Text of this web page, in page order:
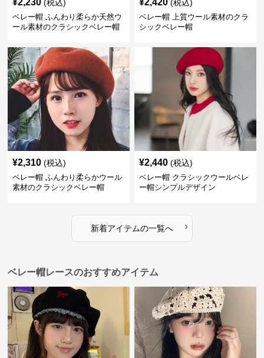
¥2,230 (税込)
ベレー帽 ふんわり柔らか天然ウ
ール素材のクラシックベレー帽
¥2,420 (税込)
ベレー帽 上質ウール素材のクラ
シックベレー帽
¥2,310 (税込)
ベレー帽 ふんわり柔らかウール
素材のクラシックベレー帽
¥2,440 (税込)
ベレー帽 クラシックウールベレ
ー帽シンプルデザイン
新着アイテムの一覧へ ›
ベレー帽レースのおすすめアイテム